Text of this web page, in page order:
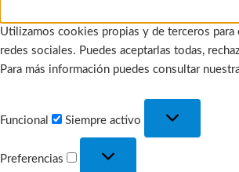
Utilizamos cookies propias y de terceros
redes sociales. Puedes aceptarlas todas,
Para más información puedes consultar
Funcional Siempre activo
Preferencias